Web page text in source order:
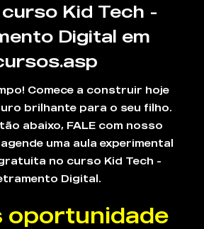
Kid Tech -
Digital em
Comece a construir hoje
brilhante para o seu filho.
abaixo, FALE com nosso
agende uma aula experimental
no curso Kid Tech -
Digital.
oportunidade